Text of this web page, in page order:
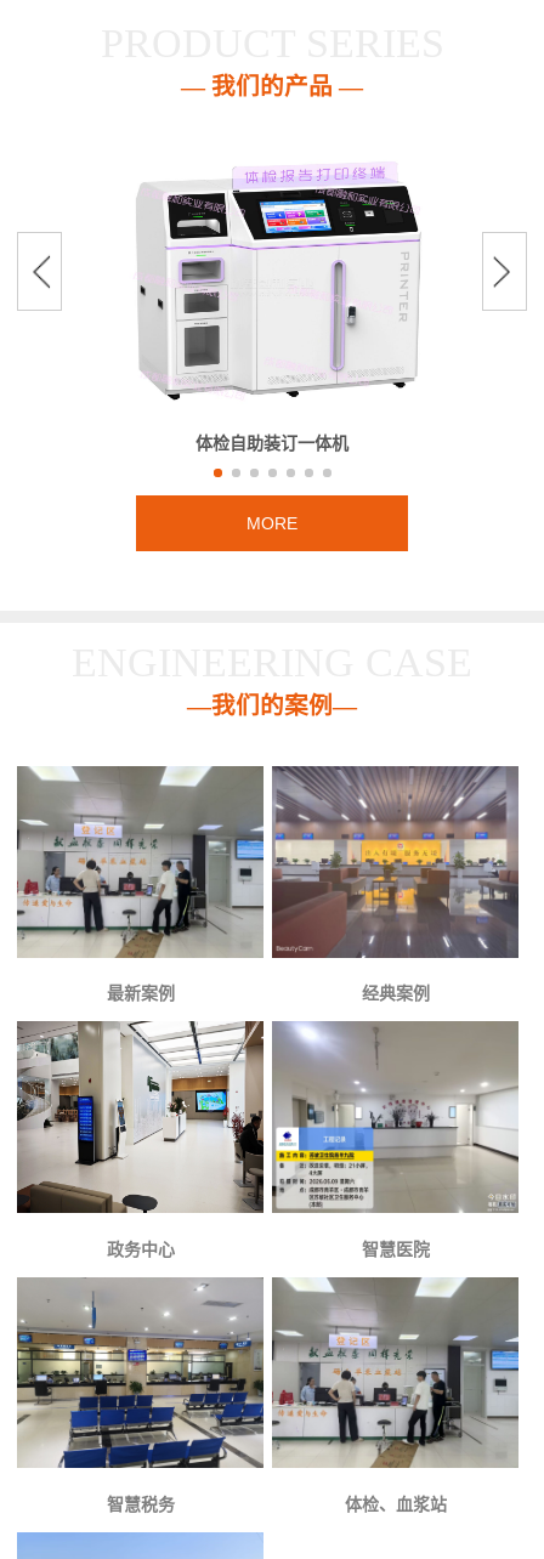
— 我们的产品 —
体检自助装订一体机
MORE
—我们的案例—
最新案例 经典案例
政务中心 智慧医院
智慧税务 体检、血浆站